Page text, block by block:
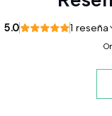
5.0 1 reseña